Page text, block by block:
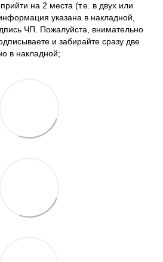
на 2 места (т.е. в двух или
указана в накладной,
ЧП. Пожалуйста, внимательно
и забирайте сразу две
в накладной;